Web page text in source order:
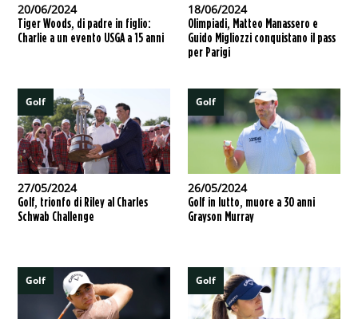
20/06/2024
Tiger Woods, di padre in figlio:
Charlie a un evento USGA a 15 anni
18/06/2024
Olimpiadi, Matteo Manassero e
Guido Migliozzi conquistano il pass
per Parigi
Golf
27/05/2024
Golf, trionfo di Riley al Charles
Schwab Challenge
Golf
26/05/2024
Golf in lutto, muore a 30 anni
Grayson Murray
Golf Golf